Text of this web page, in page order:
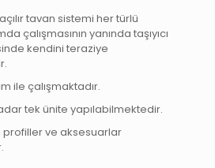
açılır tavan sistemi her türlü
çalışmasının yanında taşıyıcı
kendini teraziye
ile çalışmaktadır.
tek ünite yapılabilmektedir.
profiller ve aksesuarlar